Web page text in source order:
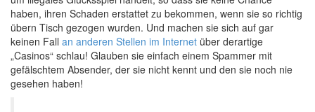
haben, ihren Schaden erstattet zu bekommen, wenn sie so richtig
übern Tisch gezogen wurden. Und machen sie sich auf gar
keinen Fall an anderen Stellen im Internet über derartige
„Casinos“ schlau! Glauben sie einfach einem Spammer mit
gefälschtem Absender, der sie nicht kennt und den sie noch nie
gesehen haben!